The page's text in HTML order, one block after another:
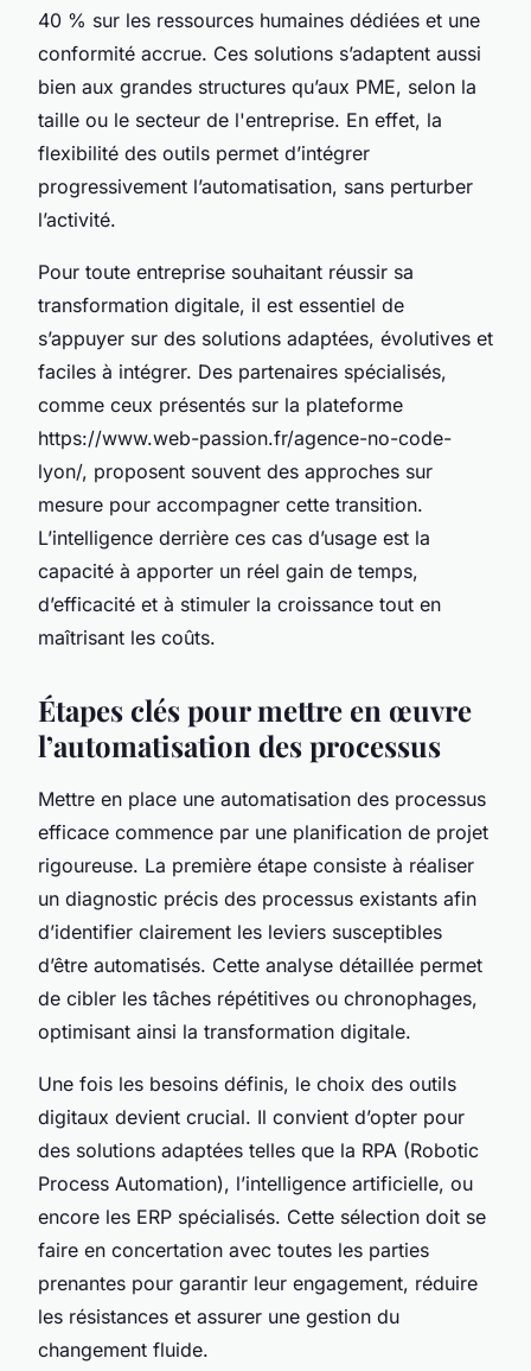
40 % sur les ressources humaines dédiées et une
conformité accrue. Ces solutions s’adaptent aussi
bien aux grandes structures qu’aux PME, selon la
taille ou le secteur de l'entreprise. En effet, la
flexibilité des outils permet d’intégrer
progressivement l’automatisation, sans perturber
l’activité.
Pour toute entreprise souhaitant réussir sa
transformation digitale, il est essentiel de
s’appuyer sur des solutions adaptées, évolutives et
faciles à intégrer. Des partenaires spécialisés,
comme ceux présentés sur la plateforme
https://www.web-passion.fr/agence-no-code-
lyon/, proposent souvent des approches sur
mesure pour accompagner cette transition.
L’intelligence derrière ces cas d’usage est la
capacité à apporter un réel gain de temps,
d’efficacité et à stimuler la croissance tout en
maîtrisant les coûts.
Étapes clés pour mettre en œuvre
l’automatisation des processus
Mettre en place une automatisation des processus
efficace commence par une planification de projet
rigoureuse. La première étape consiste à réaliser
un diagnostic précis des processus existants afin
d’identifier clairement les leviers susceptibles
d’être automatisés. Cette analyse détaillée permet
de cibler les tâches répétitives ou chronophages,
optimisant ainsi la transformation digitale.
Une fois les besoins définis, le choix des outils
digitaux devient crucial. Il convient d’opter pour
des solutions adaptées telles que la RPA (Robotic
Process Automation), l’intelligence artificielle, ou
encore les ERP spécialisés. Cette sélection doit se
faire en concertation avec toutes les parties
prenantes pour garantir leur engagement, réduire
les résistances et assurer une gestion du
changement fluide.